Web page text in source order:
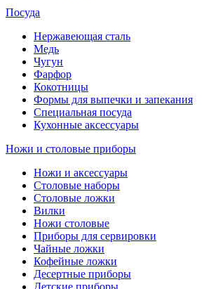
Посуда
Нержавеющая сталь
Медь
Чугун
Фарфор
Кокотницы
Формы для выпечки и запекания
Специальная посуда
Кухонные аксессуары
Ножи и столовые приборы
Ножи и аксессуары
Столовые наборы
Столовые ложки
Вилки
Ножи столовые
Приборы для сервировки
Чайные ложки
Кофейные ложки
Десертные приборы
Детские приборы